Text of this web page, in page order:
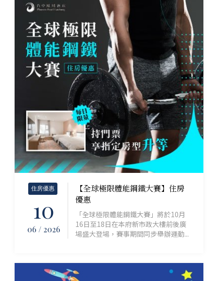
住房優惠
10
06 / 2026
【全球極限體能鋼鐵大賽】住房
優惠
「全球極限體能鋼鐵大賽」將於10月
16日至18日在本府新市政大樓前後廣
場盛大登場，賽事期間同步舉辦運動...